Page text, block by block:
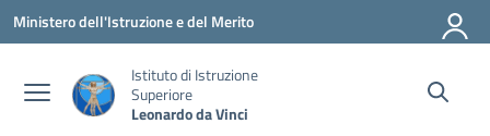
Vai ai contenuti
Vai al menu di navigazione
Vai al footer
Ministero dell'Istruzione e del Merito
Istituto di Istruzione
Superiore
Leonardo da Vinci